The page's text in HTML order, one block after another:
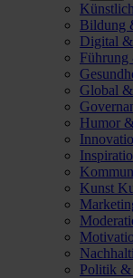
Bildung
Digital
Global
Humor
Kunst
Politik &